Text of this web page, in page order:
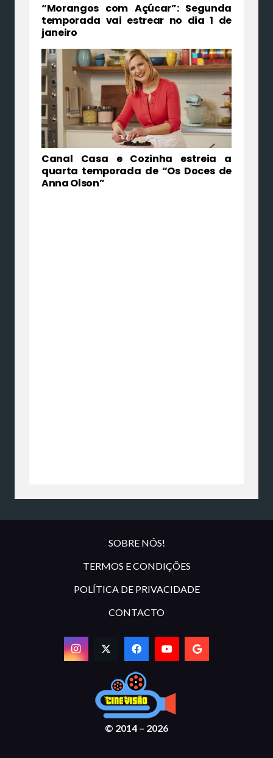
“Morangos com Açúcar”: Segunda
temporada vai estrear no dia 1 de
janeiro
Canal Casa e Cozinha estreia a
quarta temporada de “Os Doces de
Anna Olson”
SOBRE NÓS!
TERMOS E CONDIÇÕES
POLÍTICA DE PRIVACIDADE
CONTACTO
© 2014 – 2026